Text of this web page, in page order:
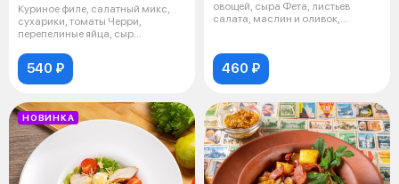
Куриное филе, салатный микс,
сухарики, томаты Черри,
перепелиные яйца, сыр
540 ₽
овощей, сыра Фета, листьев
салата, маслин и оливок,
460 ₽
НОВИНКА